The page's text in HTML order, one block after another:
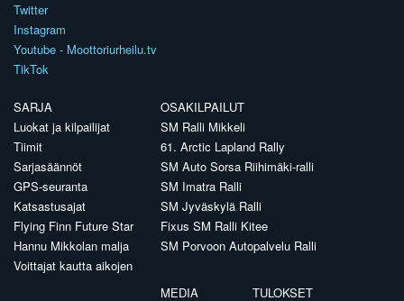
Twitter
Instagram
Youtube - Moottoriurheilu.tv
TikTok
SARJA
Luokat ja kilpailijat
Tiimit
Sarjasäännöt
GPS-seuranta
Katsastusajat
Flying Finn Future Star
Hannu Mikkolan malja
Voittajat kautta aikojen
OSAKILPAILUT
SM Ralli Mikkeli
61. Arctic Lapland Rally
SM Auto Sorsa Riihimäki-ralli
SM Imatra Ralli
SM Jyväskylä Ralli
Fixus SM Ralli Kitee
SM Porvoon Autopalvelu Ralli
MEDIA TULOKSET